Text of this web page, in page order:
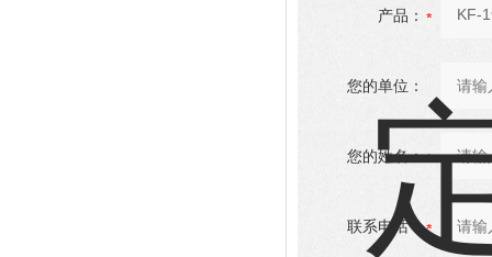
产品：
您的单位：
您的姓名：
联系电话：